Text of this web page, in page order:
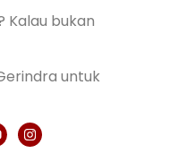
Kalau bukan
untuk